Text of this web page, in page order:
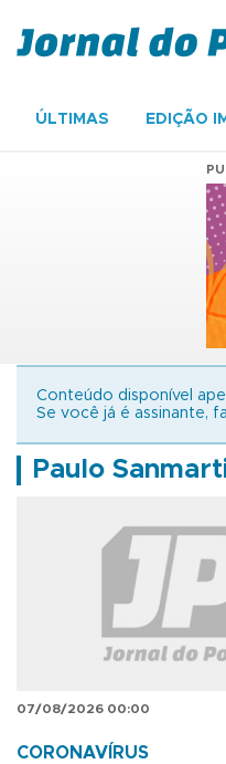
ÚLTIMAS EDIÇÃO
Conteúdo disponível
Se você já é assinante,
Paulo
07/08/2026 00:00
CORONAVÍRUS